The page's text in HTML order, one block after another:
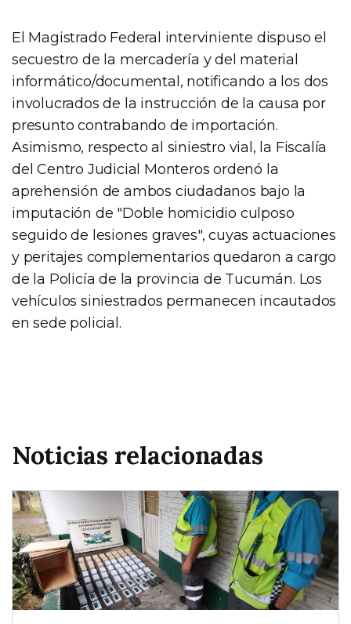
El Magistrado Federal interviniente dispuso el
secuestro de la mercadería y del material
informático/documental, notificando a los dos
involucrados de la instrucción de la causa por
presunto contrabando de importación.
Asimismo, respecto al siniestro vial, la Fiscalía
del Centro Judicial Monteros ordenó la
aprehensión de ambos ciudadanos bajo la
imputación de "Doble homicidio culposo
seguido de lesiones graves", cuyas actuaciones
y peritajes complementarios quedaron a cargo
de la Policía de la provincia de Tucumán. Los
vehículos siniestrados permanecen incautados
en sede policial.
Noticias relacionadas